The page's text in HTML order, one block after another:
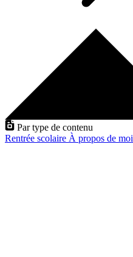
Par type de contenu
Rentrée scolaire À propos de moi